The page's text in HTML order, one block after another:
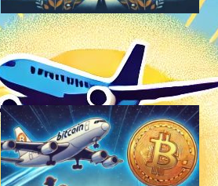
ジュリアン・アサンジ、米国
司法省と司法取引で自由へ
ブロックチェーンニュース
2024年6月25日13:50